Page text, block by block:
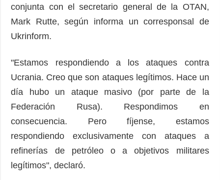
conjunta con el secretario general de la OTAN,
Mark Rutte, según informa un corresponsal de
Ukrinform.
"Estamos respondiendo a los ataques contra
Ucrania. Creo que son ataques legítimos. Hace un
día hubo un ataque masivo (por parte de la
Federación Rusa). Respondimos en
consecuencia. Pero fíjense, estamos
respondiendo exclusivamente con ataques a
refinerías de petróleo o a objetivos militares
legítimos", declaró.